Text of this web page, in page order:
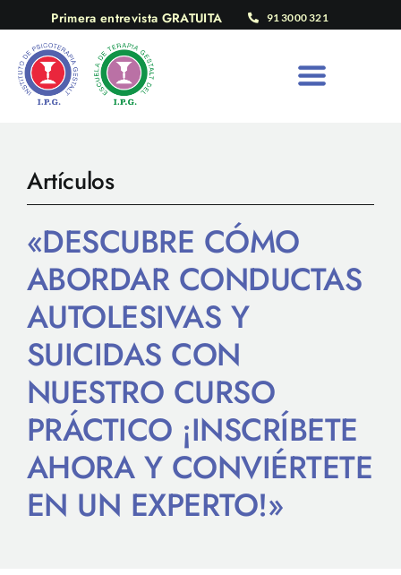
contenido
Primera entrevista GRATUITA 91 3000 321
Artículos
«DESCUBRE CÓMO
ABORDAR CONDUCTAS
AUTOLESIVAS Y
SUICIDAS CON
NUESTRO CURSO
PRÁCTICO ¡INSCRÍBETE
AHORA Y CONVIÉRTETE
EN UN EXPERTO!»